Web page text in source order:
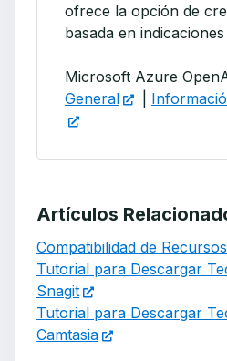
ofrece la opción de
basada en
Microsoft Azure
General
Artículos
Compatibilidad de
Tutorial para Descargar
Snagit
Tutorial para Descargar
Camtasia